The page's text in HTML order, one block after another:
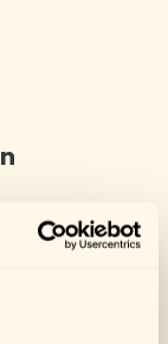
i
och